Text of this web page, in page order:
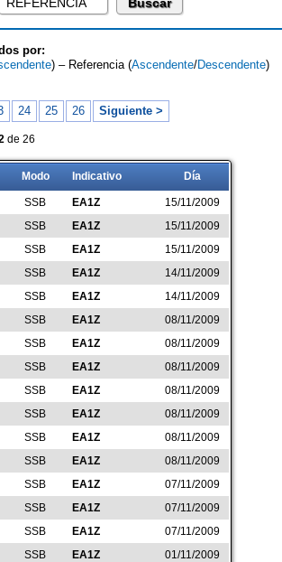
por:
) – Referencia (Ascendente/Descendente)
24 25 26 Siguiente >
de 26
Modo Indicativo Día
SSB EA1Z
15/11/2009
SSB EA1Z
15/11/2009
SSB EA1Z
15/11/2009
SSB EA1Z
14/11/2009
SSB EA1Z
14/11/2009
SSB EA1Z
08/11/2009
SSB EA1Z
08/11/2009
SSB EA1Z
08/11/2009
SSB EA1Z
08/11/2009
SSB EA1Z
08/11/2009
SSB EA1Z
08/11/2009
SSB EA1Z
08/11/2009
SSB EA1Z
07/11/2009
SSB EA1Z
07/11/2009
SSB EA1Z
07/11/2009
SSB EA1Z
01/11/2009